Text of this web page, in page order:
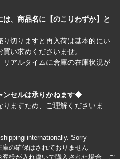
、商品名に【のこりわずか】と
切りますと再入荷は基本的にい
い求めくださいませ。
アルタイムに倉庫の在庫状況が
ンセルは承りかねます◆
ますため、ご理解くださいま
internationally. Sorry
の確保はされておりません
様が入れ違いで購入された場合、ご